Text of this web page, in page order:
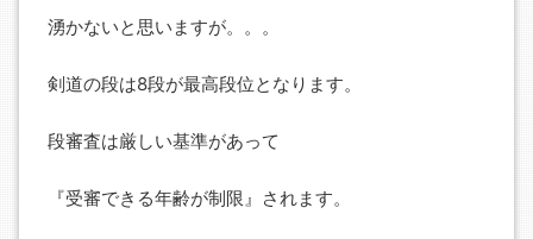
湧かないと思いますが。。。
剣道の段は8段が最高段位となります。
段審査は厳しい基準があって
『受審できる年齢が制限』されます。